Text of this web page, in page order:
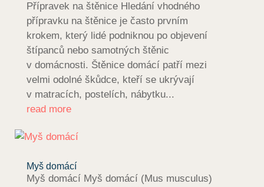
Přípravek na štěnice Hledání vhodného
přípravku na štěnice je často prvním
krokem, který lidé podniknou po objevení
štípanců nebo samotných štěnic
v domácnosti. Štěnice domácí patří mezi
velmi odolné škůdce, kteří se ukrývají
v matracích, postelích, nábytku...
read more
Myš domácí
Myš domácí Myš domácí (Mus musculus)